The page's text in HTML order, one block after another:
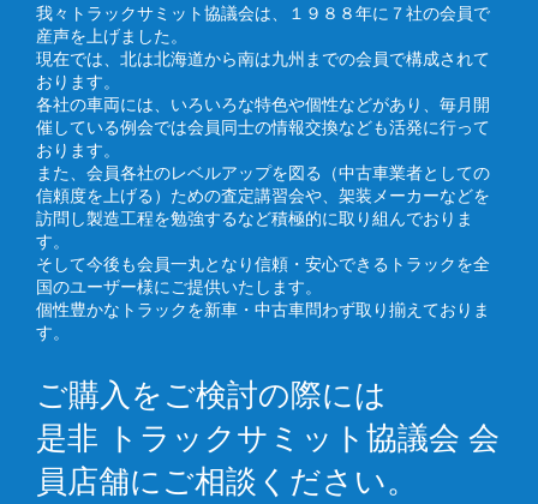
我々トラックサミット協議会は、１９８８年に７社の会員で
産声を上げました。
現在では、北は北海道から南は九州までの会員で構成されて
おります。
各社の車両には、いろいろな特色や個性などがあり、毎月開
催している例会では会員同士の情報交換なども活発に行って
おります。
また、会員各社のレベルアップを図る（中古車業者としての
信頼度を上げる）ための査定講習会や、架装メーカーなどを
訪問し製造工程を勉強するなど積極的に取り組んでおりま
す。
そして今後も会員一丸となり信頼・安心できるトラックを全
国のユーザー様にご提供いたします。
個性豊かなトラックを新車・中古車問わず取り揃えておりま
す。
ご購入をご検討の際には
是非 トラックサミット協議会 会
員店舗にご相談ください。